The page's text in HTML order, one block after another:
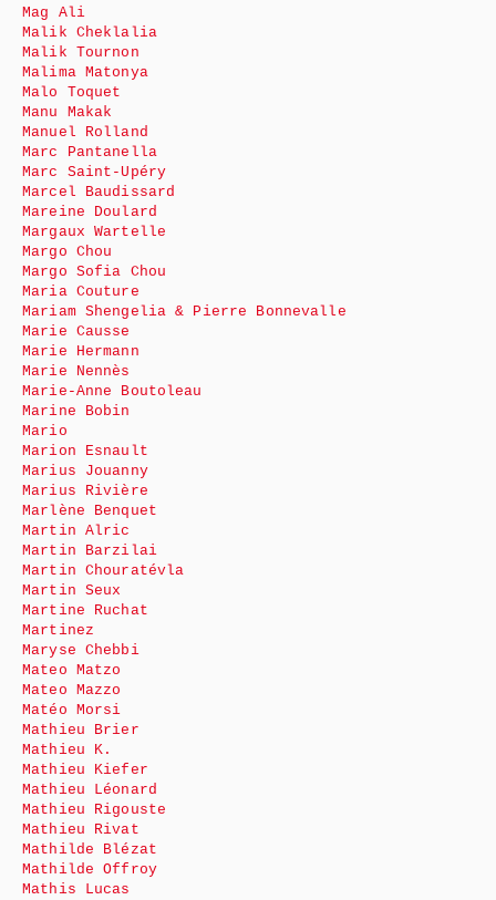
Mag Ali
Malik Cheklalia
Malik Tournon
Malima Matonya
Malo Toquet
Manu Makak
Manuel Rolland
Marc Pantanella
Marc Saint-Upéry
Marcel Baudissard
Mareine Doulard
Margaux Wartelle
Margo Chou
Margo Sofia Chou
Maria Couture
Mariam Shengelia & Pierre Bonnevalle
Marie Causse
Marie Hermann
Marie Nennès
Marie-Anne Boutoleau
Marine Bobin
Mario
Marion Esnault
Marius Jouanny
Marius Rivière
Marlène Benquet
Martin Alric
Martin Barzilai
Martin Chouratévla
Martin Seux
Martine Ruchat
Martinez
Maryse Chebbi
Mateo Matzo
Mateo Mazzo
Matéo Morsi
Mathieu Brier
Mathieu K.
Mathieu Kiefer
Mathieu Léonard
Mathieu Rigouste
Mathieu Rivat
Mathilde Blézat
Mathilde Offroy
Mathis Lucas